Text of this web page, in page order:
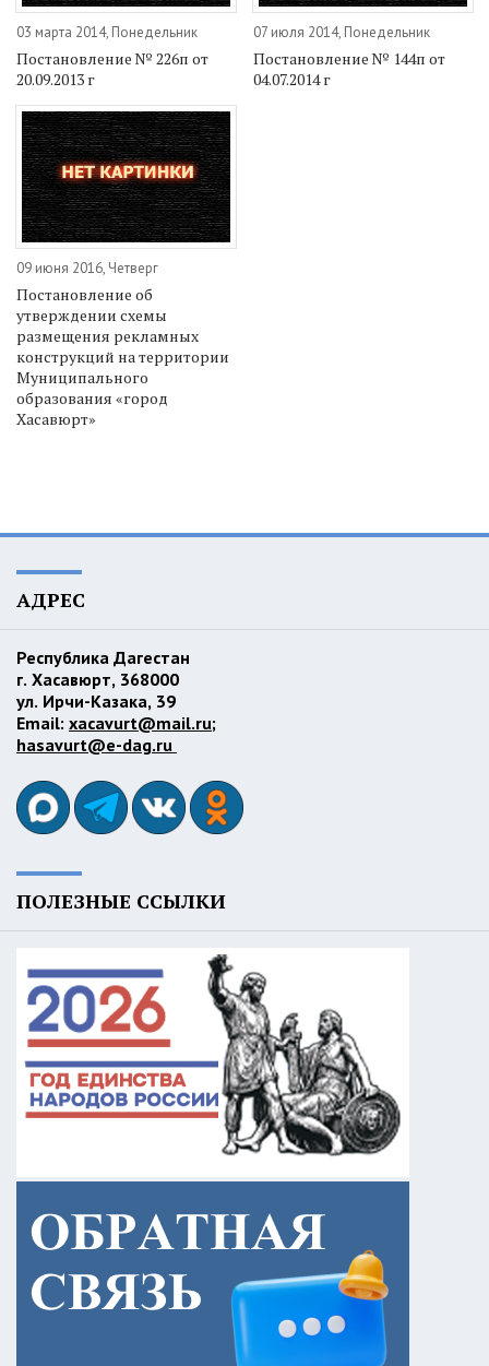
03 марта 2014, Понедельник
Постановление № 226п от
20.09.2013 г
07 июля 2014, Понедельник
Постановление № 144п от
04.07.2014 г
09 июня 2016, Четверг
Постановление об
утверждении схемы
размещения рекламных
конструкций на территории
Муниципального
образования «город
Хасавюрт»
АДРЕС
Республика Дагестан
г. Хасавюрт, 368000
ул. Ирчи-Казака, 39
Email: xacavurt@mail.ru;
hasavurt@e-dag.ru
ПОЛЕЗНЫЕ ССЫЛКИ